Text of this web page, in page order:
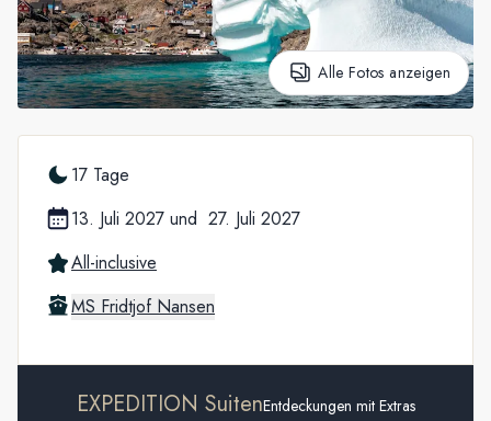
Alle Fotos anzeigen
17 Tage
13. Juli 2027 und 27. Juli 2027
All-inclusive
MS Fridtjof Nansen
EXPEDITION SuitenEntdeckungen mit Extras